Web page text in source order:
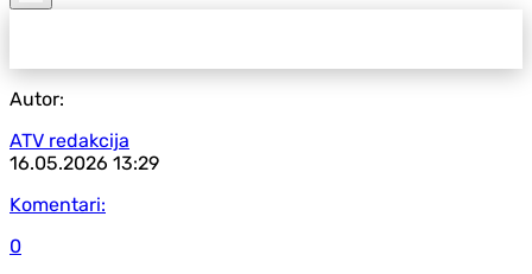
Autor:
ATV redakcija
16.05.2026 13:29
Komentari:
0